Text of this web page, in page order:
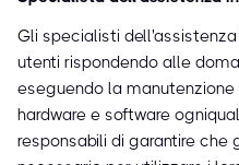
Gli specialisti
utenti rispondendo alle
eseguendo la manutenzione
hardware e software
responsabili di garantire che